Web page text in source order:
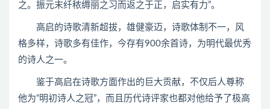
之。振元末纤秾缛丽之习而返之于正，启实有力”。
高启的诗歌清新超拔，雄健豪迈，诗歌体制不一，风
格多样，诗歌多有佳作，今存有900余首诗，为明代最优秀
的诗人之一。
鉴于高启在诗歌方面作出的巨大贡献，不仅后人尊称
他为“明初诗人之冠”，而且历代诗评家也都对他给予了极高